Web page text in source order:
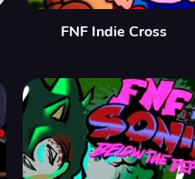
FNF Indie Cross